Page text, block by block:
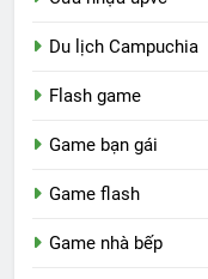
Du lịch Campuchia
Flash game
Game bạn gái
Game flash
Game nhà bếp